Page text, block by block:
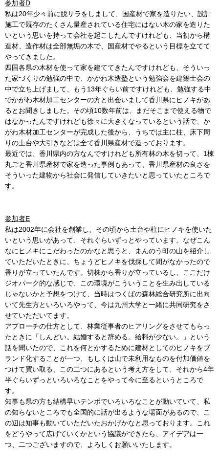
参加者D
私は20年少々前に脱サラをしまして、国産材で家を造りたい、設計
施工で既存のたくさん量産されている住宅にはない木の家を造りた
いという思いを持って会社を起こしたんですけれども、当初から構
造材、造作材は全部無垢の木で、国産材でやるという目標を立てて
やってきました。
四国各県の木材を使って家を建ててきたんですけれども、そういっ
た家づくりの勉強の中で、かがわ木造塾という勉強会を建築士会の
中で立ち上げまして、もう13年ぐらい前ですけれども、勉強する中
でかがわ木材加工センターの方と出会いまして香川県にヒノキがあ
るとお聞きしました。その頃10数年前は、まだそこまで使える物で
はなかったんですけれども徐々に大きくなっているという話で、か
がわ木材加工センターが完成した後から、うちでは主に柱、床下周
りの土台や大引きなどは全て香川県産材で造っております。
最近では、香川県内の方なんですけれども所有林の木を切って、1棟
丸ごと香川県産材で家を造った事例もあって、香川県産材の良さを
そういった建物から社会に発信していきたいと思っていたところで
す。
参加者E
私は2002年に会社を創業し、その頃から土台や柱にヒノキを使いた
いという思いがあって、それぐらいずっとやっています。なぜこん
なにヒノキにこだわったのかなと思うと、まんのう町の山を紹介し
ていただいたときに、ちょうどヒノキを伐採して間がなかったので
香りが立っていたんです。切株から香りが立っているし、ここだけ
ジオパーク的な感じで、この環境がこういうことを生み出している
じゃないかと予想をつけて、当時はつくばの森林総合研究所に出向
いて先生方といろいろやって、今は九州大学と一緒に共同研究をさ
せていただいてます。
アプローチの仕方として、林業従事者のヒアリングをさせてもらっ
たときに「しんどい。結婚すると辞める。給料が少ない。」という
話を聞いたので、これを何とかするために建材としてのヒノキをブ
ランド化することが一つ、もしくは山で未利用なものを付加価値を
つけて買い取る、この二つにあるという考え方をして、それから4年
半ぐらいずっといろいろなことをやって今に至るというところで
す。
知事も県の方も結構早いテンポでいろいろなことが動いていて、私
の知らないところでも全国的に話が出るような場面があるので、こ
の辺は知事も動いていただいたおかげかなと思っております。これ
をどうやって広げていくかという協議ができたら、アイデアは一
つ、二つございますので、よろしくお願いいたします。